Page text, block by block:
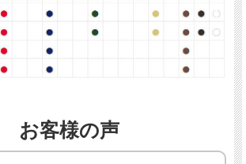
お客様の声